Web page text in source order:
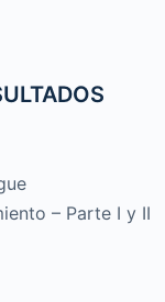
– Parte I y II